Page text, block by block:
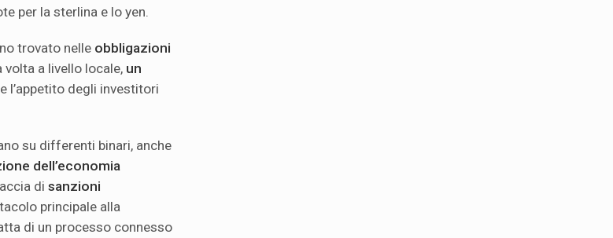
per la sterlina e lo yen.
trovato nelle obbligazioni
volta a livello locale, un
l’appetito degli investitori
su differenti binari, anche
dell’economia
di sanzioni
principale alla
di un processo connesso